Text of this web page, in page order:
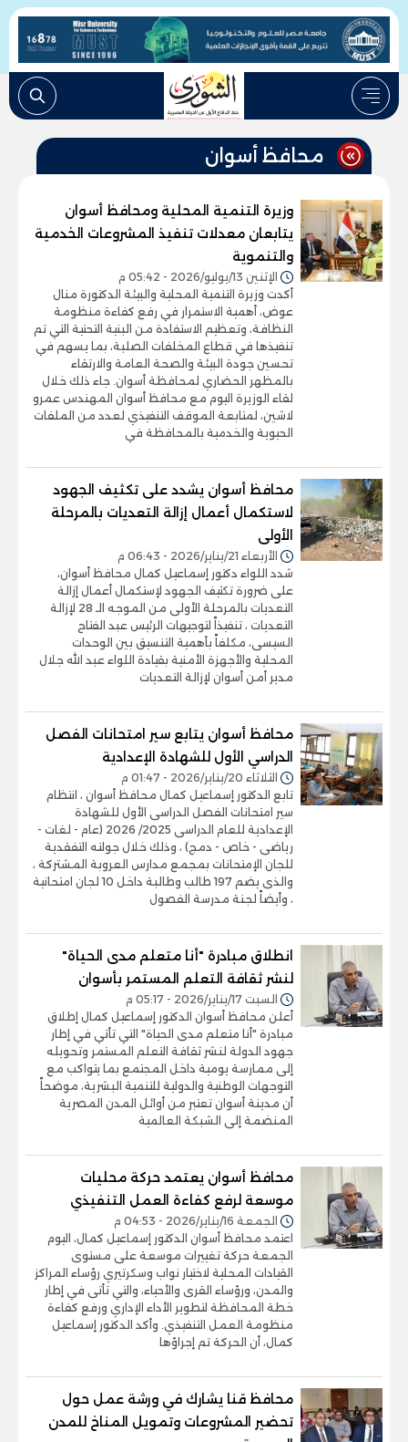
محافظ أسوان
وزيرة التنمية المحلية ومحافظ أسوان
يتابعان معدلات تنفيذ المشروعات الخدمية
والتنموية
الإثنين 13/يوليو/2026 - 05:42 م
أكدت وزيرة التنمية المحلية والبيئة الدكتورة منال
عوض، أهمية الاستمرار في رفع كفاءة منظومة
النظافة، وتعظيم الاستفادة من البنية التحتية التي تم
تنفيذها في قطاع المخلفات الصلبة، بما يسهم في
تحسين جودة البيئة والصحة العامة والارتقاء
بالمظهر الحضاري لمحافظة أسوان. جاء ذلك خلال
لقاء الوزيرة اليوم مع محافظ أسوان المهندس عمرو
لاشين، لمتابعة الموقف التنفيذي لعدد من الملفات
الحيوية والخدمية بالمحافظة في
محافظ أسوان يشدد على تكثيف الجهود
لاستكمال أعمال إزالة التعديات بالمرحلة
الأولى
الأربعاء 21/يناير/2026 - 06:43 م
شدد اللواء دكتور إسماعيل كمال محافظ أسوان،
على ضرورة تكثيف الجهود لإستكمال أعمال إزالة
التعديات بالمرحلة الأولى من الموجه الـ 28 لإزالة
التعديات ، تنفيذاً لتوجيهات الرئيس عبد الفتاح
السيسى، مكلفاً بأهمية التنسيق بين الوحدات
المحلية والأجهزة الأمنية بقيادة اللواء عبد الله جلال
مدير أمن أسوان لإزالة التعديات
محافظ أسوان يتابع سير امتحانات الفصل
الدراسي الأول للشهادة الإعدادية
الثلاثاء 20/يناير/2026 - 01:47 م
تابع الدكتور إسماعيل كمال محافظ أسوان ، انتظام
سير امتحانات الفصل الدراسى الأول للشهادة
الإعدادية للعام الدراسى 2025/ 2026 (عام - لغات -
رياضى - خاص - دمج) ، وذلك خلال جولته التفقدية
للجان الإمتحانات بمجمع مدارس العروبة المشتركة ،
والذى يضم 197 طالب وطالبة داخل 10 لجان امتحانية
، وأيضاً لجنة مدرسة الفصول
انطلاق مبادرة "أنا متعلم مدى الحياة"
لنشر ثقافة التعلم المستمر بأسوان
السبت 17/يناير/2026 - 05:17 م
أعلن محافظ أسوان الدكتور إسماعيل كمال إطلاق
مبادرة "أنا متعلم مدى الحياة" التي تأتي في إطار
جهود الدولة لنشر ثقافة التعلم المستمر وتحويله
إلى ممارسة يومية داخل المجتمع بما يتواكب مع
التوجهات الوطنية والدولية للتنمية البشرية، موضحاً
أن مدينة أسوان تعتبر من أوائل المدن المصرية
المنضمة إلى الشبكة العالمية
محافظ أسوان يعتمد حركة محليات
موسعة لرفع كفاءة العمل التنفيذي
الجمعة 16/يناير/2026 - 04:53 م
اعتمد محافظ أسوان الدكتور إسماعيل كمال، اليوم
الجمعة حركة تغييرات موسعة على مستوى
القيادات المحلية لاختيار نواب وسكرتيري رؤساء المراكز
والمدن، ورؤساء القرى والأحياء، والتي تأتى في إطار
خطة المحافظة لتطوير الأداء الإداري ورفع كفاءة
منظومة العمل التنفيذي. وأكد الدكتور إسماعيل
كمال، أن الحركة تم إجراؤها
محافظ قنا يشارك في ورشة عمل حول
تحضير المشروعات وتمويل المناخ للمدن